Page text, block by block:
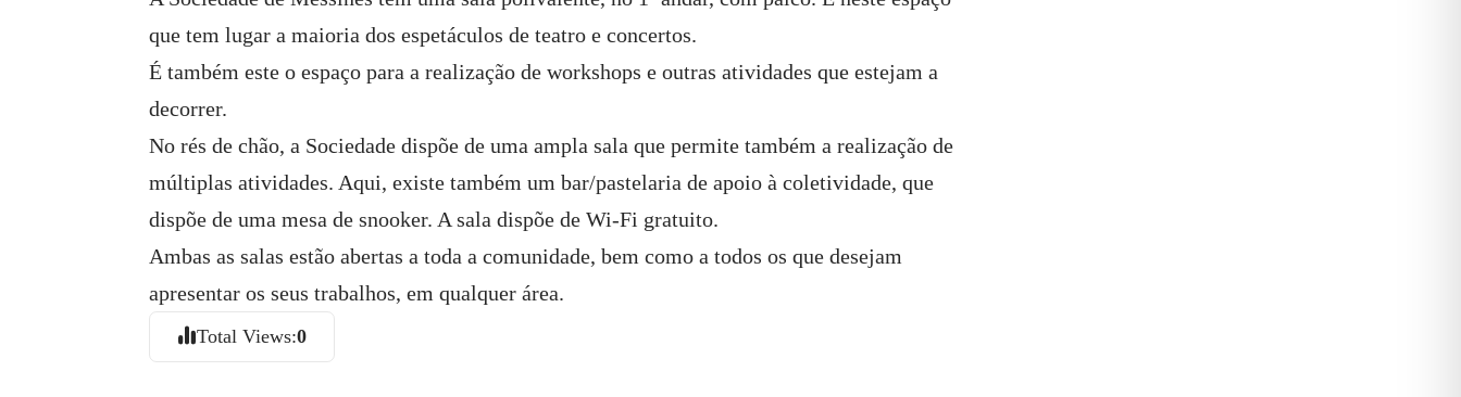
que tem lugar a maioria dos espetáculos de teatro e concertos.
É também este o espaço para a realização de workshops e outras atividades que estejam a
decorrer.
No rés de chão, a Sociedade dispõe de uma ampla sala que permite também a realização de
múltiplas atividades. Aqui, existe também um bar/pastelaria de apoio à coletividade, que
dispõe de uma mesa de snooker. A sala dispõe de Wi-Fi gratuito.
Ambas as salas estão abertas a toda a comunidade, bem como a todos os que desejam
apresentar os seus trabalhos, em qualquer área.
Total Views:0